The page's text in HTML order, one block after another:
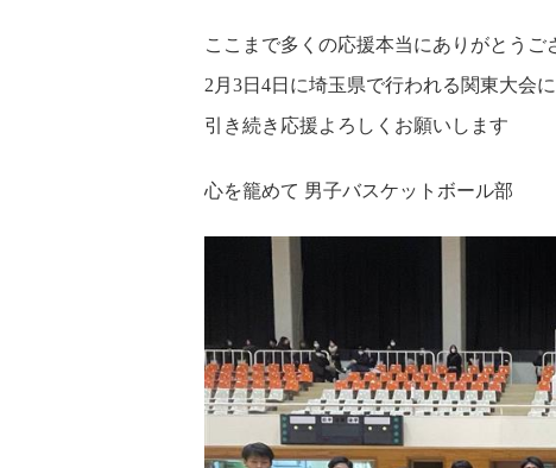
ここまで多くの応援本当にありがとうご
2月3日4日に埼玉県で行われる関東大会に
引き続き応援よろしくお願いします
心を籠めて 男子バスケットボール部